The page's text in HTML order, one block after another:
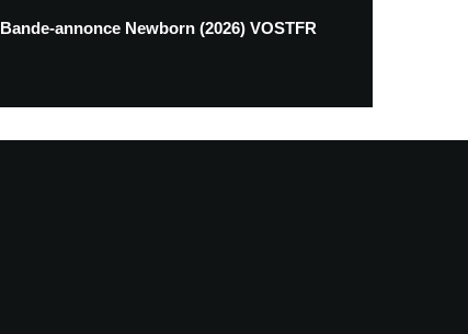
Bande-annonce Newborn (2026) VOSTFR